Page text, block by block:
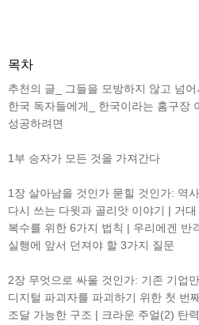
목차
추천의 글_ 그들을 모방하지 않고 넘어
한국 독자들에게_ 한국이라는 홈구장
성공하려면
1부 승자가 모든 것을 가져간다
1장 살아남을 것인가 묻힐 것인가: 역
다시 쓰는 다윗과 골리앗 이야기 | 거
복수를 위한 6가지 법칙 | 우리에겐 반
실행에 앞서 던져야 할 3가지 질문
2장 무엇으로 싸울 것인가: 기존 기업
디지털 파괴자를 파괴하기 위한 첫 번
조달 가능한 구조 | 크라운 주얼(2) 탄